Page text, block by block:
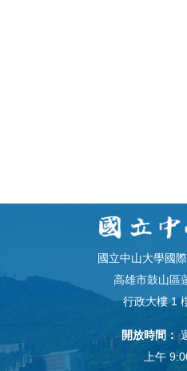
國立中山大學國
高雄市鼓山區
行政大樓 1
開放時間：
上午